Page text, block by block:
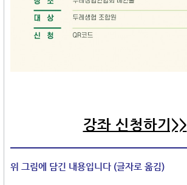
강좌 신청하기>>
위 그림에 담긴 내용입니다 (글자로 옮김)